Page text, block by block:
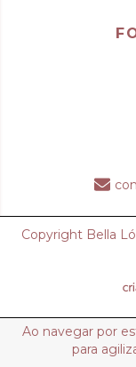
Ao navegar por
para
Copyright Bella